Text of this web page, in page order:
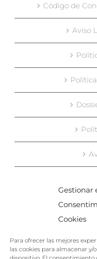
Gestionar
Cookies
Para ofrecer las mejores
las cookies para almacenar
Código de
Aviso